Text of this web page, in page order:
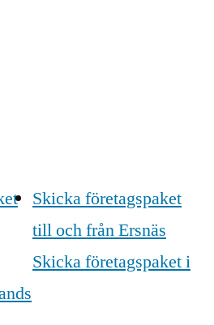
Skicka företagspaket
till och från Ersnäs
Skicka företagspaket i